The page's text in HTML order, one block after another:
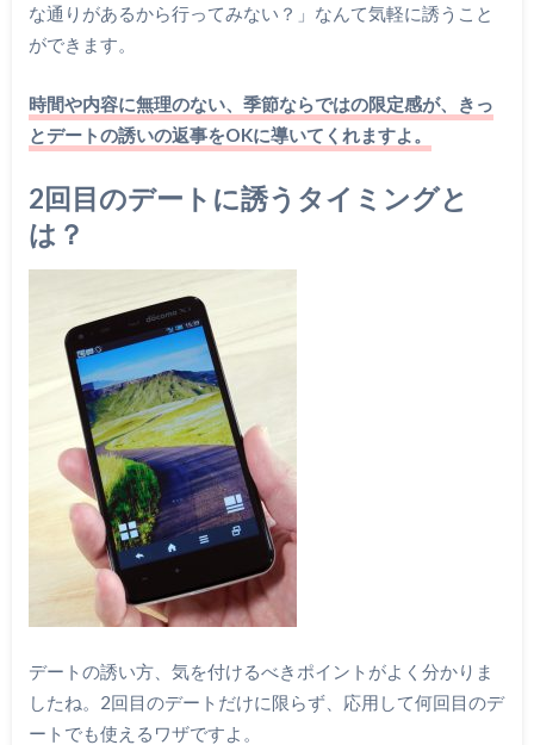
な通りがあるから行ってみない？」なんて気軽に誘うこと
ができます。
時間や内容に無理のない、季節ならではの限定感が、きっ
とデートの誘いの返事をOKに導いてくれますよ。
2回目のデートに誘うタイミングと
は？
デートの誘い方、気を付けるべきポイントがよく分かりま
したね。2回目のデートだけに限らず、応用して何回目のデ
ートでも使えるワザですよ。